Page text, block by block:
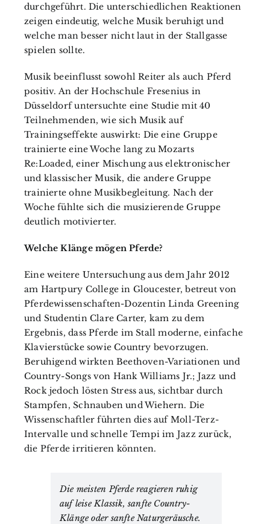
durchgeführt. Die unterschiedlichen Reaktionen
zeigen eindeutig, welche Musik beruhigt und
welche man besser nicht laut in der Stallgasse
spielen sollte.
Musik beeinflusst sowohl Reiter als auch Pferd
positiv. An der Hochschule Fresenius in
Düsseldorf untersuchte eine Studie mit 40
Teilnehmenden, wie sich Musik auf
Trainingseffekte auswirkt: Die eine Gruppe
trainierte eine Woche lang zu Mozarts
Re:Loaded, einer Mischung aus elektronischer
und klassischer Musik, die andere Gruppe
trainierte ohne Musikbegleitung. Nach der
Woche fühlte sich die musizierende Gruppe
deutlich motivierter.
Welche Klänge mögen Pferde?
Eine weitere Untersuchung aus dem Jahr 2012
am Hartpury College in Gloucester, betreut von
Pferdewissenschaften-Dozentin Linda Greening
und Studentin Clare Carter, kam zu dem
Ergebnis, dass Pferde im Stall moderne, einfache
Klavierstücke sowie Country bevorzugen.
Beruhigend wirkten Beethoven-Variationen und
Country-Songs von Hank Williams Jr.; Jazz und
Rock jedoch lösten Stress aus, sichtbar durch
Stampfen, Schnauben und Wiehern. Die
Wissenschaftler führten dies auf Moll-Terz-
Intervalle und schnelle Tempi im Jazz zurück,
die Pferde irritieren könnten.
Die meisten Pferde reagieren ruhig
auf leise Klassik, sanfte Country-
Klänge oder sanfte Naturgeräusche.